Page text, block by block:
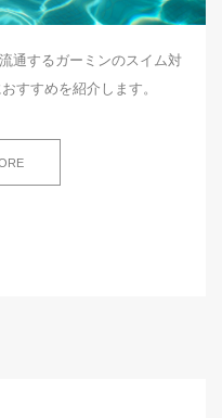
通するガーミンのスイム対
すすめを紹介します。